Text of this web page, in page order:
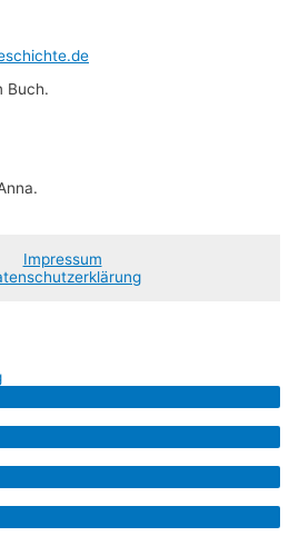
Buch.
Impressum